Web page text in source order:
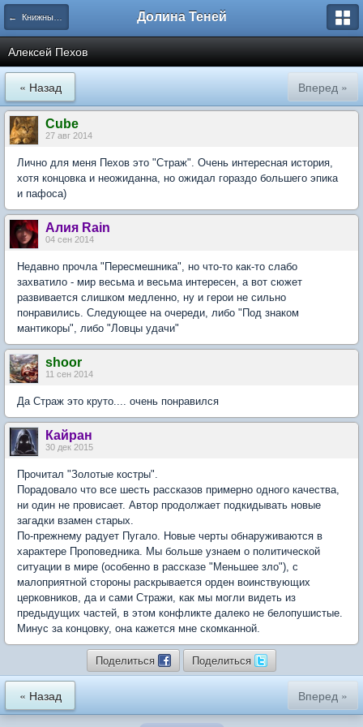
← Книжный Ряд Долина Теней
Алексей Пехов
« Назад Вперед »
Cube
27 авг 2014
Лично для меня Пехов это "Страж". Очень интересная история,
хотя концовка и неожиданна, но ожидал гораздо большего эпика
и пафоса)
Алия Rain
04 сен 2014
Недавно прочла "Пересмешника", но что-то как-то слабо
захватило - мир весьма и весьма интересен, а вот сюжет
развивается слишком медленно, ну и герои не сильно
понравились. Следующее на очереди, либо "Под знаком
мантикоры", либо "Ловцы удачи"
shoor
11 сен 2014
Да Страж это круто.... очень понравился
Кайран
30 дек 2015
Прочитал "Золотые костры".
Порадовало что все шесть рассказов примерно одного качества,
ни один не провисает. Автор продолжает подкидывать новые
загадки взамен старых.
По-прежнему радует Пугало. Новые черты обнаруживаются в
характере Проповедника. Мы больше узнаем о политической
ситуации в мире (особенно в рассказе "Меньшее зло"), с
малоприятной стороны раскрывается орден воинствующих
церковников, да и сами Стражи, как мы могли видеть из
предыдущих частей, в этом конфликте далеко не белопушистые.
Минус за концовку, она кажется мне скомканной.
Поделиться Поделиться
« Назад Вперед »